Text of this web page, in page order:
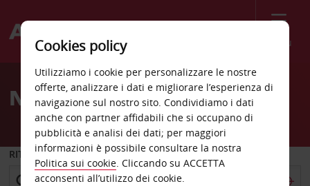
Menù
Welcome
AvisNoleggio auto Fremantle
RITIRO DA
Cookies policy
Utilizziamo i cookie per personalizzare le nostre
offerte, analizzare i dati e migliorare l’esperienza di
navigazione sul nostro sito. Condividiamo i dati
anche con partner affidabili che si occupano di
pubblicità e analisi dei dati; per maggiori
informazioni è possibile consultare la nostra
Politica sui cookie. Cliccando su ACCETTA
acconsenti all’utilizzo dei cookie.